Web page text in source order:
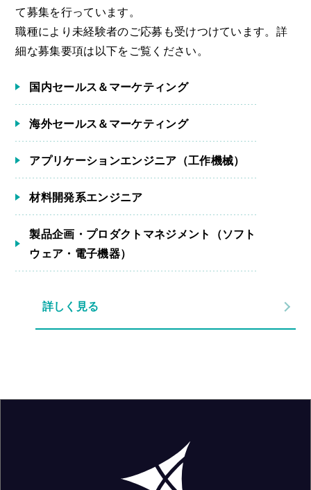
て募集を行っています。
職種により未経験者のご応募も受けつけています。詳
細な募集要項は以下をご覧ください。
国内セールス＆マーケティング
海外セールス＆マーケティング
アプリケーションエンジニア（工作機械）
材料開発系エンジニア
製品企画・プロダクトマネジメント（ソフト
ウェア・電子機器）
詳しく見る